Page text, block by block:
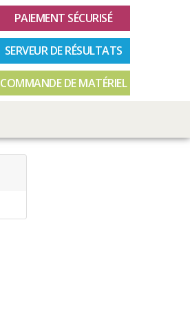
PAIEMENT SÉCURISÉ
SERVEUR DE RÉSULTATS
COMMANDE DE MATÉRIEL